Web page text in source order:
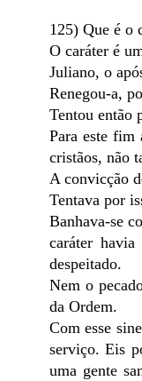
125) Que é o
O caráter é
Juliano, o
Renegou-a,
Tentou então
Para este fim
cristãos, não
A convicção
Tentava por
Banhava-se
caráter
despeitado.
Nem o
da Ordem.
Com esse
serviço. Eis
uma gente